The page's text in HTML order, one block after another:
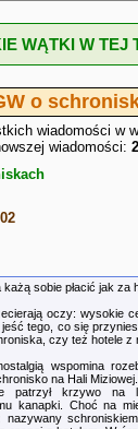
WĄTKI W TEJ
o
wiadomości w
wiadomości:
sobie płacić jak za
oczy: wysokie
tego, co się
czy też hotele z
wspomina
na Hali
patrzył krzywo na
kanapki. Choć na
nazywany